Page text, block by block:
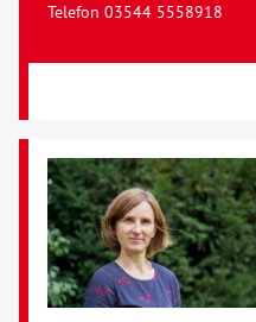
Telefon 03544 5558918